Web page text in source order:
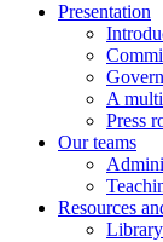
Presentation
A
Press
Our teams
Resources
Library